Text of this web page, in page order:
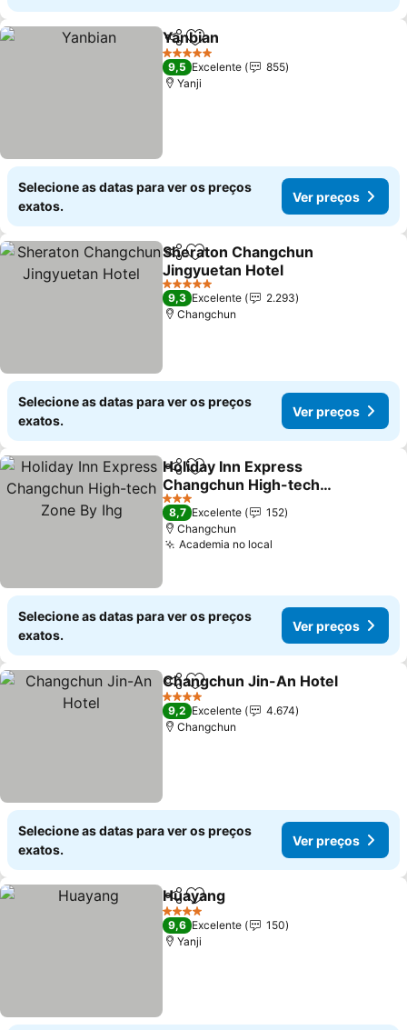
PartilharAdicionar aos favoritos
Yanbian
5 Estrelas
9,5 Excelente
855
Yanji
Selecione as datas para ver os preços
exatos.
Ver preços
PartilharAdicionar aos favoritos
Sheraton Changchun
Jingyuetan Hotel
5 Estrelas
9,3 Excelente
2.293
Changchun
Selecione as datas para ver os preços
exatos.
Ver preços
PartilharAdicionar aos favoritos
Holiday Inn Express
Changchun High-tech
Zone By Ihg
3 Estrelas
8,7 Excelente
152
Changchun
Academia no local
Selecione as datas para ver os preços
exatos.
Ver preços
PartilharAdicionar aos favoritos
Changchun Jin-An Hotel
4 Estrelas
9,2 Excelente
4.674
Changchun
Selecione as datas para ver os preços
exatos.
Ver preços
PartilharAdicionar aos favoritos
Huayang
4 Estrelas
9,6 Excelente
150
Yanji